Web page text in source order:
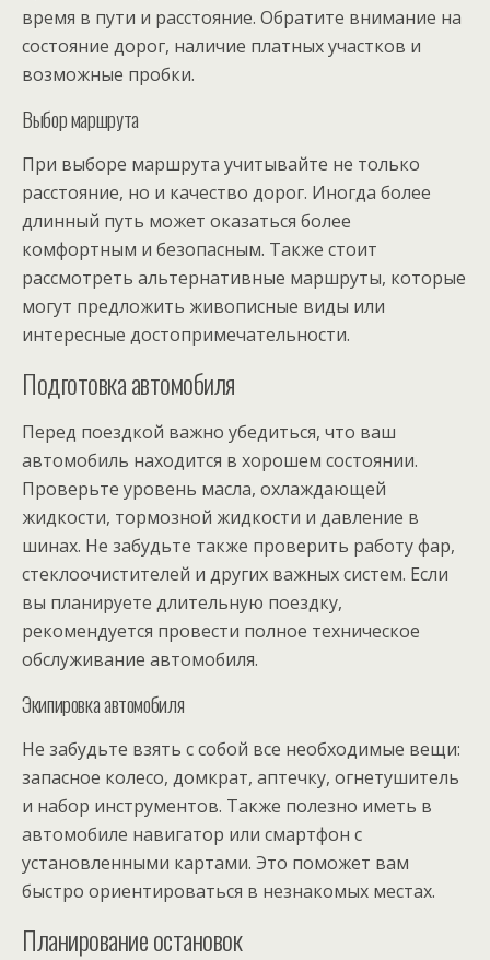
время в пути и расстояние. Обратите внимание на
состояние дорог, наличие платных участков и
возможные пробки.
Выбор маршрута
При выборе маршрута учитывайте не только
расстояние, но и качество дорог. Иногда более
длинный путь может оказаться более
комфортным и безопасным. Также стоит
рассмотреть альтернативные маршруты, которые
могут предложить живописные виды или
интересные достопримечательности.
Подготовка автомобиля
Перед поездкой важно убедиться, что ваш
автомобиль находится в хорошем состоянии.
Проверьте уровень масла, охлаждающей
жидкости, тормозной жидкости и давление в
шинах. Не забудьте также проверить работу фар,
стеклоочистителей и других важных систем. Если
вы планируете длительную поездку,
рекомендуется провести полное техническое
обслуживание автомобиля.
Экипировка автомобиля
Не забудьте взять с собой все необходимые вещи:
запасное колесо, домкрат, аптечку, огнетушитель
и набор инструментов. Также полезно иметь в
автомобиле навигатор или смартфон с
установленными картами. Это поможет вам
быстро ориентироваться в незнакомых местах.
Планирование остановок